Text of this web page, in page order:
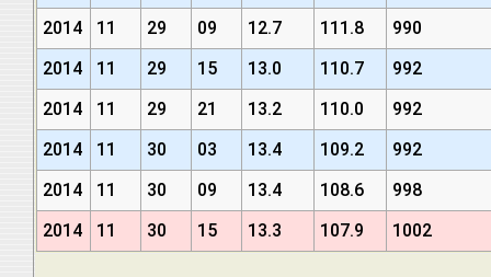
2014
11 29 09 12.7 111.8
990
2014
11 29 15 13.0 110.7
992
2014
11 29 21 13.2 110.0
992
2014
11 30 03 13.4 109.2
992
2014
11 30 09 13.4 108.6
998
2014
11 30 15 13.3 107.9 1002